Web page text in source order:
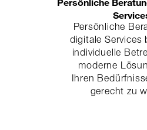
Persönliche
Persönliche
digitale Services
individuelle
moderne
Ihren
gerecht zu